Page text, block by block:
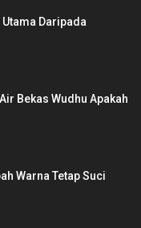
Utama Daripada
Bekas Wudhu Apakah
Warna Tetap Suci